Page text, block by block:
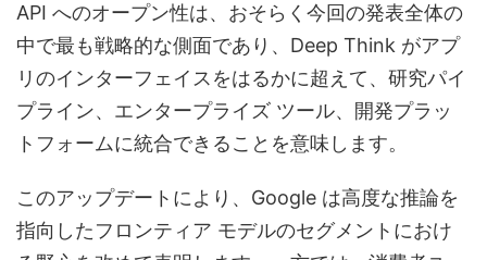
API へのオープン性は、おそらく今回の発表全体の
中で最も戦略的な側面であり、Deep Think がアプ
リのインターフェイスをはるかに超えて、研究パイ
プライン、エンタープライズ ツール、開発プラッ
トフォームに統合できることを意味します。
このアップデートにより、Google は高度な推論を
指向したフロンティア モデルのセグメントにおけ